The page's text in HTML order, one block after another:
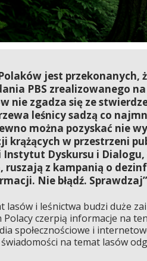
jest przekonanych,
PBS zrealizowanego
nie zgadza się ze
leśnicy sadzą co
można pozyskać nie
krążących w przestrzeni
Instytut Dyskursu i
ruszają z kampanią o
Nie błądź.
lasów i leśnictwa budzi duże
Polacy czerpią informacje na
społecznościowe i
na temat lasów